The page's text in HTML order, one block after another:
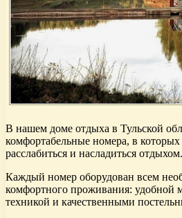
В нашем доме отдыха в Тульской
комфортабельные номера, в
расслабиться и насладиться отдыхом.
Каждый номер оборудован всем
комфортного проживания: удобной
техникой и качественными